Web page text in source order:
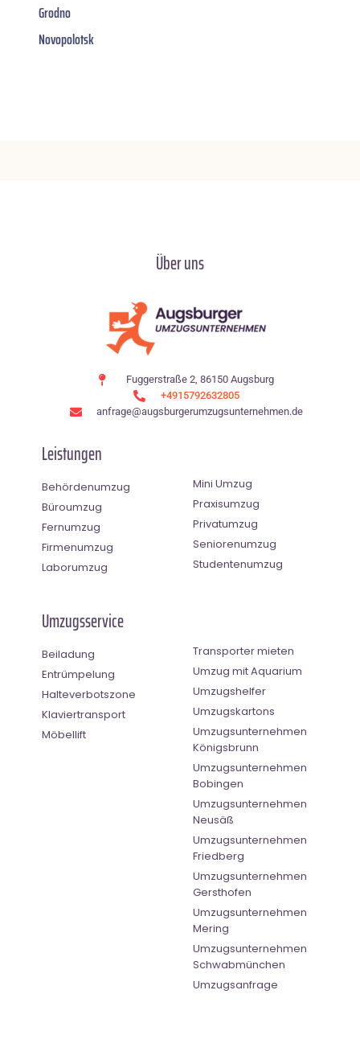
Grodno
Novopolotsk
Über uns
Fuggerstraße 2, 86150 Augsburg
+4915792632805
anfrage@augsburgerumzugsunternehmen.de
Leistungen
Behördenumzug
Büroumzug
Fernumzug
Firmenumzug
Laborumzug
Mini Umzug
Praxisumzug
Privatumzug
Seniorenumzug
Studentenumzug
Umzugsservice
Beiladung
Entrümpelung
Halteverbotszone
Klaviertransport
Möbellift
Transporter mieten
Umzug mit Aquarium
Umzugshelfer
Umzugskartons
Umzugsunternehmen
Königsbrunn
Umzugsunternehmen
Bobingen
Umzugsunternehmen
Neusäß
Umzugsunternehmen
Friedberg
Umzugsunternehmen
Gersthofen
Umzugsunternehmen
Mering
Umzugsunternehmen
Schwabmünchen
Umzugsanfrage